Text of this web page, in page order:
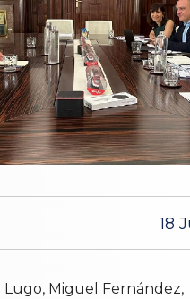
18
Lugo, Miguel Fernández,